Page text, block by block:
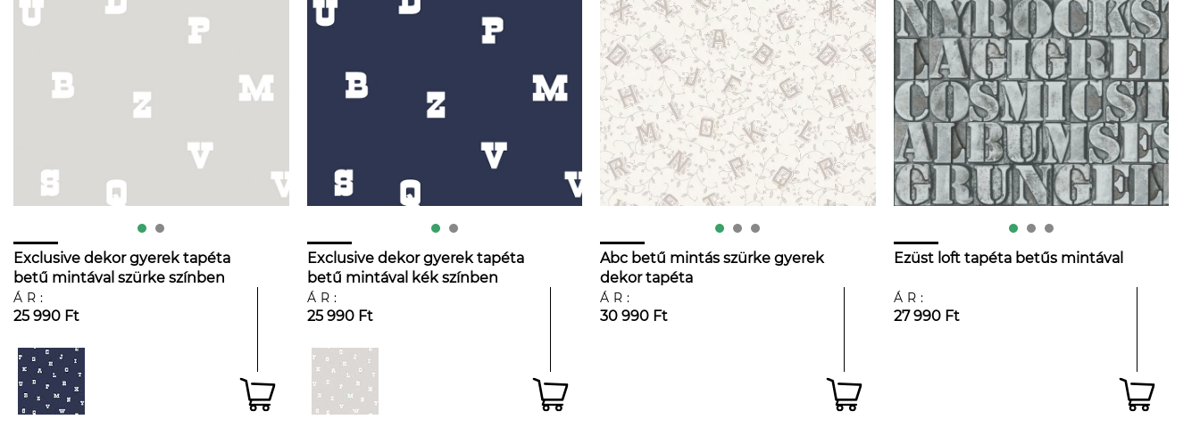
Exclusive dekor gyerek tapéta
betű mintával szürke színben
ÁR:
25 990 Ft
Exclusive dekor gyerek tapéta
betű mintával kék színben
ÁR:
25 990 Ft
Abc betű mintás szürke gyerek
dekor tapéta
ÁR:
30 990 Ft
Ezüst loft tapéta betűs mintával
ÁR:
27 990 Ft